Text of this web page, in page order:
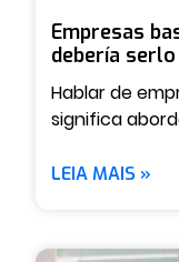
Empresas
debería
Hablar de
significa
LEIA MAIS »